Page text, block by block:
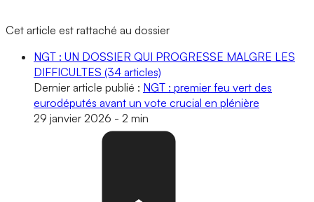
Cet article est rattaché au dossier
NGT : UN DOSSIER QUI PROGRESSE MALGRE LES
DIFFICULTES (34 articles)
Dernier article publié : NGT : premier feu vert des
eurodéputés avant un vote crucial en plénière
29 janvier 2026 - 2 min